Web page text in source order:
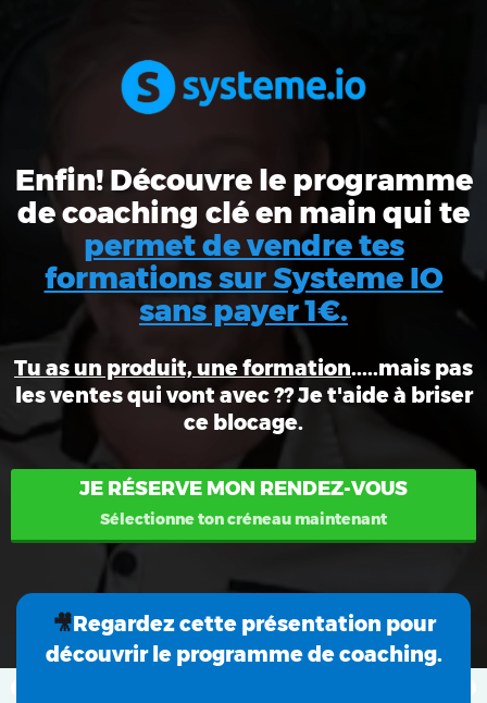
Enfin! Découvre le programme
de coaching clé en main qui te
permet de vendre tes
formations sur Systeme IO
sans payer 1€.
Tu as un produit, une formation.....mais pas
les ventes qui vont avec ?? Je t'aide à briser
ce blocage.
JE RÉSERVE MON RENDEZ-VOUS
Sélectionne ton créneau maintenant
🎥Regardez cette présentation pour
découvrir le programme de coaching.